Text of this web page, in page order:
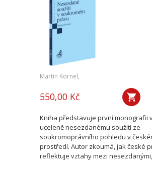
Martin Kornel,
550,00 Kč
Kniha představuje první monografii
uceleně nesezdanému soužití ze
soukromoprávního pohledu v
prostředí. Autor zkoumá, jak české
reflektuje vztahy mezi